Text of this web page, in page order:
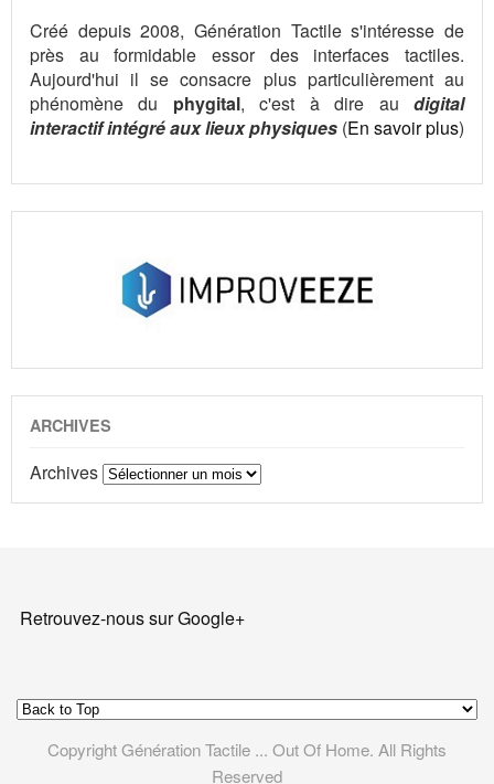
Créé depuis 2008, Génération Tactile s'intéresse de
près au formidable essor des interfaces tactiles.
Aujourd'hui il se consacre plus particulièrement au
phénomène du phygital, c'est à dire audigital
interactif intégré aux lieux physiques (En savoir plus)
ARCHIVES
Archives
Retrouvez-nous sur Google+
Copyright Génération Tactile ... Out Of Home. All Rights
Reserved